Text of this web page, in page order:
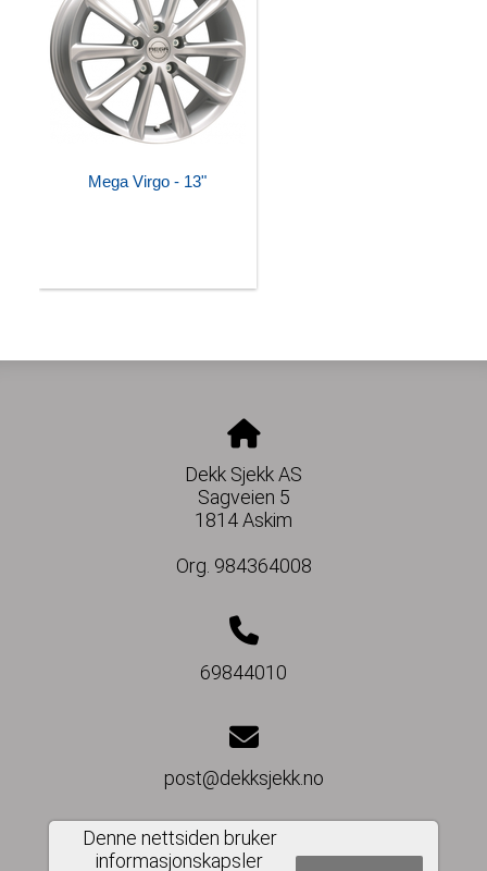
Mega Virgo - 13"
Dekk Sjekk AS
Sagveien 5
1814 Askim
Org. 984364008
69844010
post@dekksjekk.no
Denne nettsiden bruker
informasjonskapsler